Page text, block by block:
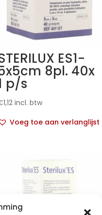
ES1-
8pl. 40x
p/s
1,12 incl. btw
Voeg toe aan verlanglijst